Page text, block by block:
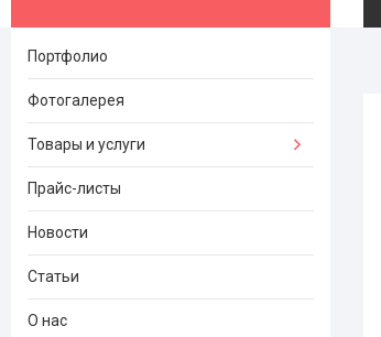
Портфолио
Фотогалерея
Товары и услуги
Прайс-листы
Новости
Статьи
О нас